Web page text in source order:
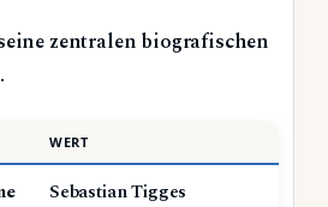
zentralen biografischen
WERT
Sebastian Tigges